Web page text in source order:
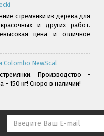
стремянки из дерева для
и других работ.
цена и отличное
Colombo NewScal
Производство -
- 150 кг! Скоро в наличии!